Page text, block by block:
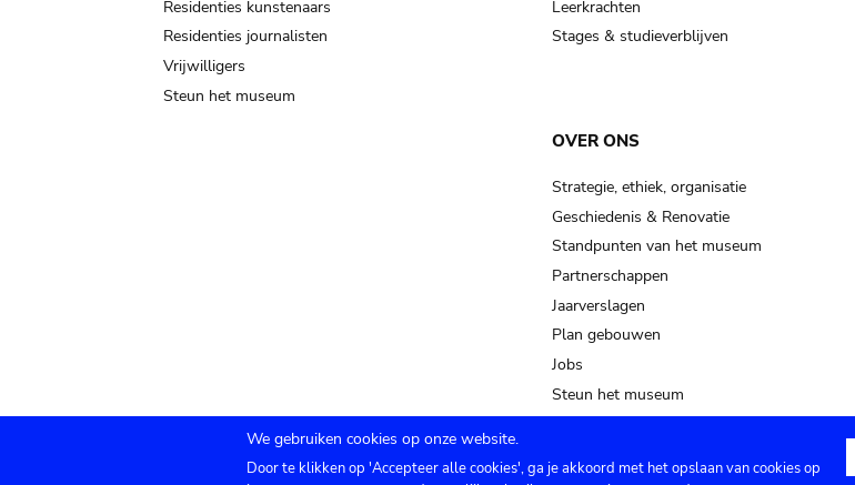
Residenties kunstenaars
Residenties journalisten
Vrijwilligers
Steun het museum
Leerkrachten
Stages & studieverblijven
OVER ONS
Strategie, ethiek, organisatie
Geschiedenis & Renovatie
Standpunten van het museum
Partnerschappen
Jaarverslagen
Plan gebouwen
Jobs
Steun het museum
We gebruiken cookies op onze website.
Door te klikken op 'Accepteer alle cookies', ga je akkoord met het opslaan van cookies op